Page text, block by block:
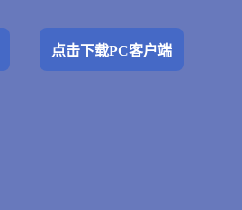
点击下载PC客户端